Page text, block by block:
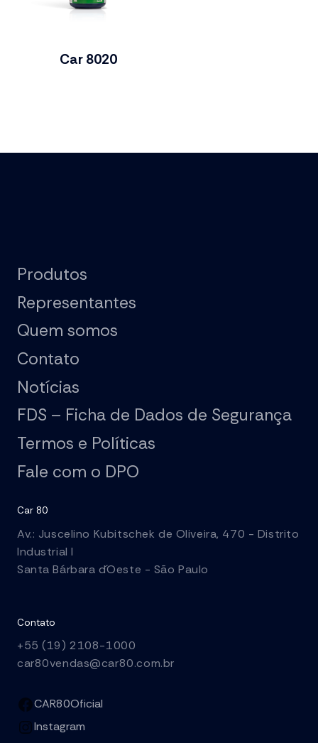
Car 8020
Produtos
Representantes
Quem somos
Contato
Notícias
FDS – Ficha de Dados de Segurança
Termos e Políticas
Fale com o DPO
Car 80
Av.: Juscelino Kubitschek de Oliveira, 470 - Distrito
Industrial I
Santa Bárbara d´Oeste - São Paulo
Contato
+55 (19) 2108-1000
car80vendas@car80.com.br
CAR80Oficial
Instagram